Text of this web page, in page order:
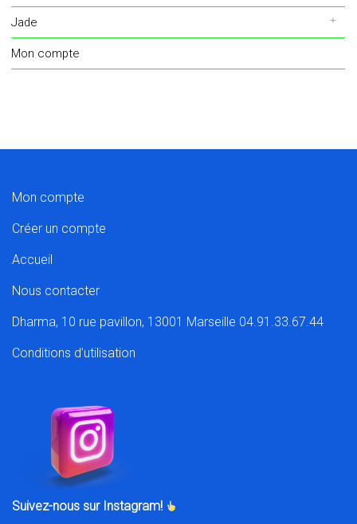
Jade
Mon compte
Mon compte
Créer un compte
Accueil
Nous contacter
Dharma, 10 rue pavillon, 13001 Marseille 04.91.33.67.44
Conditions d’utilisation
Suivez-nous sur Instagram!